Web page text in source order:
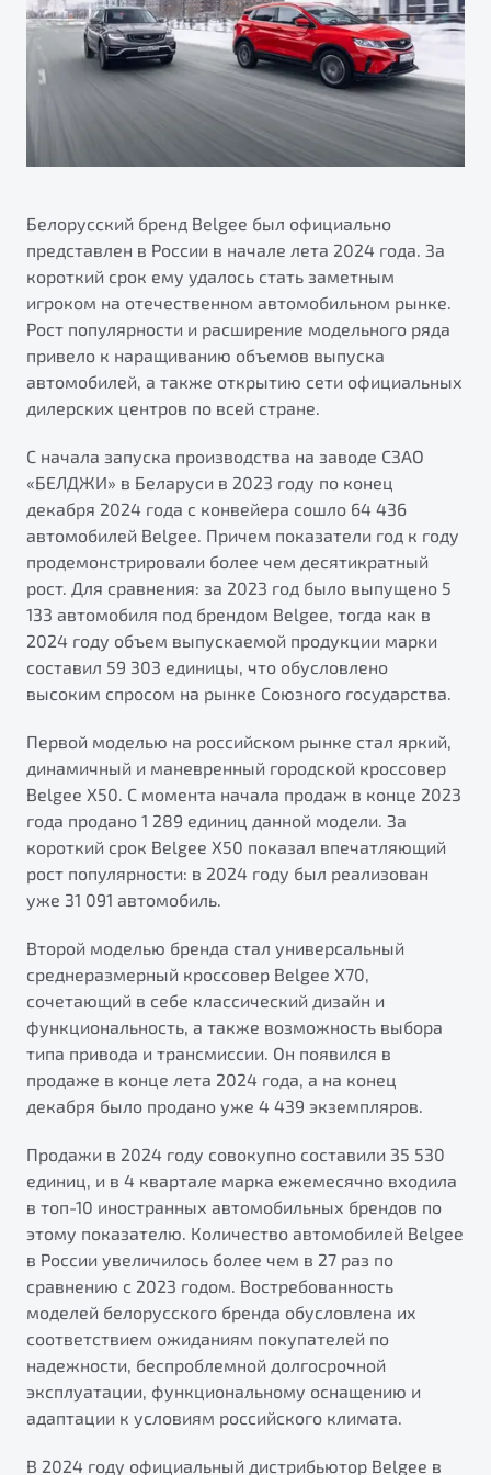
S50
Элегантный и практичный седан
от 1 699 990 ₽*
Обзор В наличии
X70
Универсальный кроссовер
от 2 499 990 ₽*
Обзор В наличии
Автокредит
Трейд-ин
Расчет КАСКО
Узнайте о специальных выгодах при покупке
автомобиля Belgee
Подробно
Автомобили в наличии
Тест-драйв
Автокредит
Спецпредложения
ПОДДЕРЖКА
Гарантия Belgee
Belgee Клуб
Реферальная программа
Клиентская поддержка
Помощь на дорогах
Будьте еще более уверены на дорогах с программой
"Помощь на дорогах"
Преимущества программы
Запись на сервис
Калькулятор ТО
Клиентская поддержка
О дилерском центре
Правовая информация
Белорусский бренд Belgee был официально
представлен в России в начале лета 2024 года. За
короткий срок ему удалось стать заметным
игроком на отечественном автомобильном рынке.
Рост популярности и расширение модельного ряда
привело к наращиванию объемов выпуска
автомобилей, а также открытию сети официальных
дилерских центров по всей стране.
С начала запуска производства на заводе СЗАО
«БЕЛДЖИ» в Беларуси в 2023 году по конец
декабря 2024 года с конвейера сошло 64 436
автомобилей Belgee. Причем показатели год к году
продемонстрировали более чем десятикратный
рост. Для сравнения: за 2023 год было выпущено 5
133 автомобиля под брендом Belgee, тогда как в
2024 году объем выпускаемой продукции марки
составил 59 303 единицы, что обусловлено
высоким спросом на рынке Союзного государства.
Первой моделью на российском рынке стал яркий,
динамичный и маневренный городской кроссовер
Belgee X50. С момента начала продаж в конце 2023
года продано 1 289 единиц данной модели. За
короткий срок Belgee X50 показал впечатляющий
рост популярности: в 2024 году был реализован
уже 31 091 автомобиль.
Второй моделью бренда стал универсальный
среднеразмерный кроссовер Belgee X70,
сочетающий в себе классический дизайн и
функциональность, а также возможность выбора
типа привода и трансмиссии. Он появился в
продаже в конце лета 2024 года, а на конец
декабря было продано уже 4 439 экземпляров.
Продажи в 2024 году совокупно составили 35 530
единиц, и в 4 квартале марка ежемесячно входила
в топ-10 иностранных автомобильных брендов по
этому показателю. Количество автомобилей Belgee
в России увеличилось более чем в 27 раз по
сравнению с 2023 годом. Востребованность
моделей белорусского бренда обусловлена их
соответствием ожиданиям покупателей по
надежности, беспроблемной долгосрочной
эксплуатации, функциональному оснащению и
адаптации к условиям российского климата.
В 2024 году официальный дистрибьютор Belgee в